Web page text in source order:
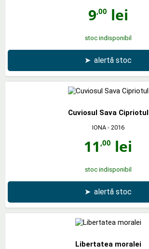
9,00 lei
stoc indisponibil
➤ alertă stoc
Cuviosul Sava Cipriotul
IONA- 2016
11 ,00 lei
stoc indisponibil
➤ alertă stoc
Libertatea moralei